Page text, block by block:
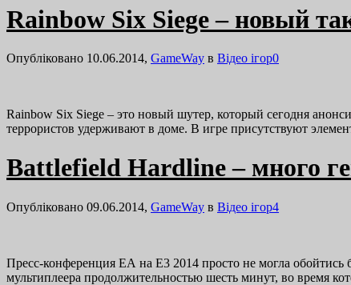
Rainbow Six Siege – новый
Опубліковано 10.06.2014, GameWay в Відео ігор0
Rainbow Six Siege – это новый шутер, который сегодня
террористов удерживают в доме. В игре присутствуют
Battlefield Hardline – много
Опубліковано 09.06.2014, GameWay в Відео ігор4
Пресс-конференция ЕА на E3 2014 просто не могла обойтись
мультиплеера продолжительностью шесть минут, во время